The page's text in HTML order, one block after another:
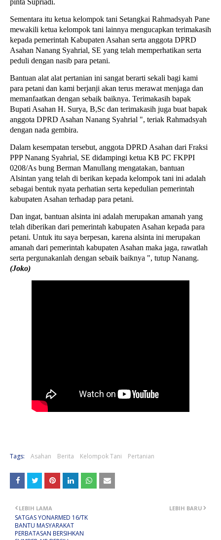
pinta Supriadi.
Sementara itu ketua kelompok tani Setangkai Rahmadsyah Pane
mewakili ketua kelompok tani lainnya mengucapkan terimakasih
kepada pemerintah Kabupaten Asahan serta anggota DPRD
Asahan Nanang Syahrial, SE yang telah memperhatikan serta
peduli dengan nasib para petani.
Bantuan alat alat pertanian ini sangat berarti sekali bagi kami
para petani dan kami berjanji akan terus merawat menjaga dan
memanfaatkan dengan sebaik baiknya. Terimakasih bapak
Bupati Asahan H. Surya, B,Sc dan terimakasih juga buat bapak
anggota DPRD Asahan Nanang Syahrial ", teriak Rahmadsyah
dengan nada gembira.
Dalam kesempatan tersebut, anggota DPRD Asahan dari Fraksi
PPP Nanang Syahrial, SE didampingi ketua KB PC FKPPI
0208/As bung Berman Manullang mengatakan, bantuan
Alsintan yang telah di berikan kepada kelompok tani ini adalah
sebagai bentuk nyata perhatian serta kepedulian pemerintah
kabupaten Asahan terhadap para petani.
Dan ingat, bantuan alsinta ini adalah merupakan amanah yang
telah diberikan dari pemerintah kabupaten Asahan kepada para
petani. Untuk itu saya berpesan, karena alsinta ini merupakan
amanah dari pemerintah kabupaten Asahan maka jaga, rawatlah
serta pergunakanlah dengan sebaik baiknya ", tutup Nanang.
(Joko)
Tags: Asahan Berita Kelompok Tani Pertanian
LEBIH BARU
LEBIH LAMA
SATGAS YONARMED 16/TK
BANTU MASYARAKAT
PERBATASAN BERSIHKAN